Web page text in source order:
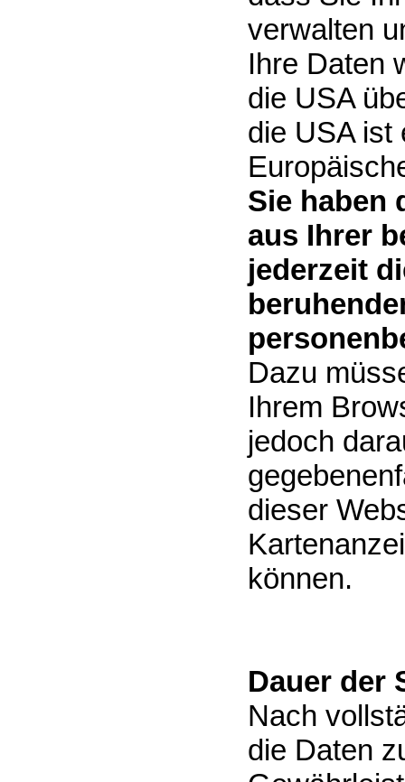
verwalten
Ihre Daten
die USA
die USA ist
Sie haben
aus Ihrer
jederzeit
Dazu
Ihrem
jedoch
dieser
können.
Dauer der
Nach
die Daten